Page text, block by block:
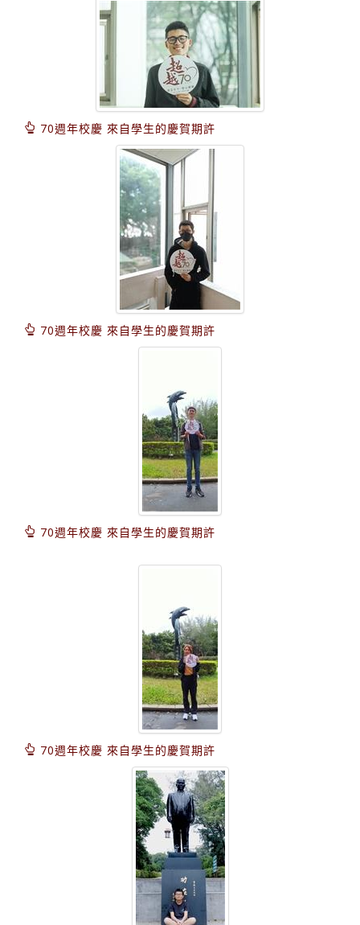
70週年校慶 來自學生的慶賀期許
70週年校慶 來自學生的慶賀期許
70週年校慶 來自學生的慶賀期許
70週年校慶 來自學生的慶賀期許